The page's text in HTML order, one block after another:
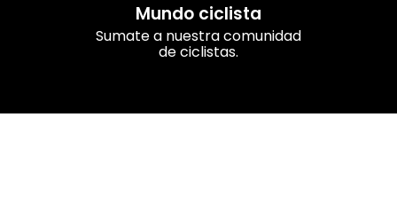
Mundo ciclista
Sumate a nuestra comunidad
de ciclistas.